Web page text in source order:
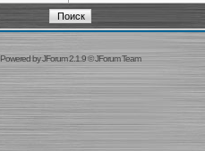
Powered byJForum 2.1.9©JForum Team